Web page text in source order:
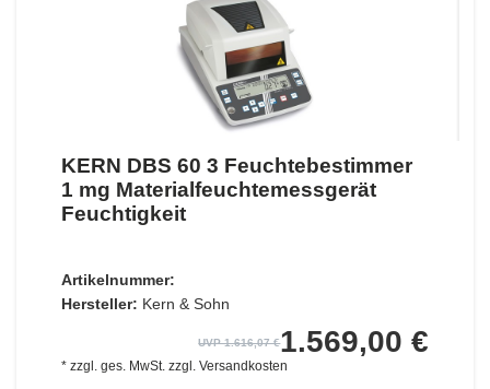
KERN DBS 60 3 Feuchtebestimmer
1 mg Materialfeuchtemessgerät
Feuchtigkeit
Artikelnummer:
Hersteller: Kern & Sohn
UVP 1.616,07 €1.569,00 €
* zzgl. ges. MwSt.zzgl. Versandkosten